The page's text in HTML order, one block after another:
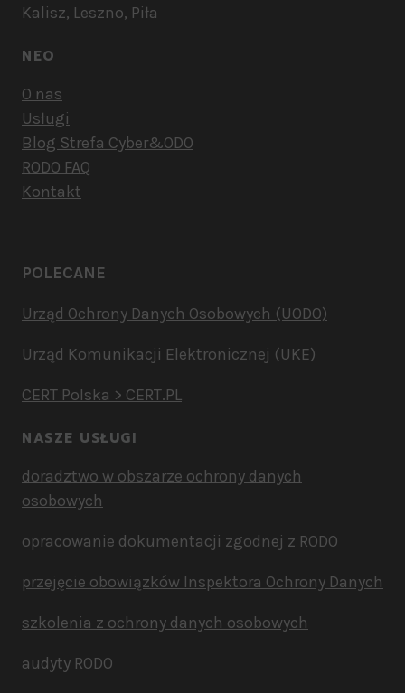
Kalisz, Leszno, Piła
NEO
O nas
Usługi
Blog Strefa Cyber&ODO
RODO FAQ
Kontakt
POLECANE
Urząd Ochrony Danych Osobowych (UODO)
Urząd Komunikacji Elektronicznej (UKE)
CERT Polska > CERT.PL
NASZE USŁUGI
doradztwo w obszarze ochrony danych
osobowych
opracowanie dokumentacji zgodnej z RODO
przejęcie obowiązków Inspektora Ochrony Danych
szkolenia z ochrony danych osobowych
audyty RODO